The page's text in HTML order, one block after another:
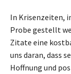
In Krisenzeiten,
Probe gestellt
Zitate eine
uns daran, dass
Hoffnung und